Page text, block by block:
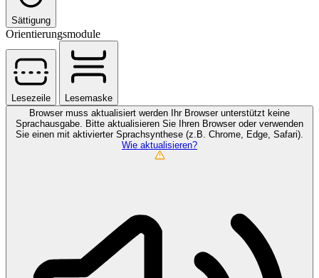
Sättigung
Orientierungsmodule
Lesezeile
Lesemaske
Browser muss aktualisiert werden
Ihr Browser unterstützt keine
Sprachausgabe. Bitte aktualisieren Sie Ihren Browser oder verwenden
Sie einen mit aktivierter Sprachsynthese (z.B. Chrome, Edge, Safari).
Wie aktualisieren?